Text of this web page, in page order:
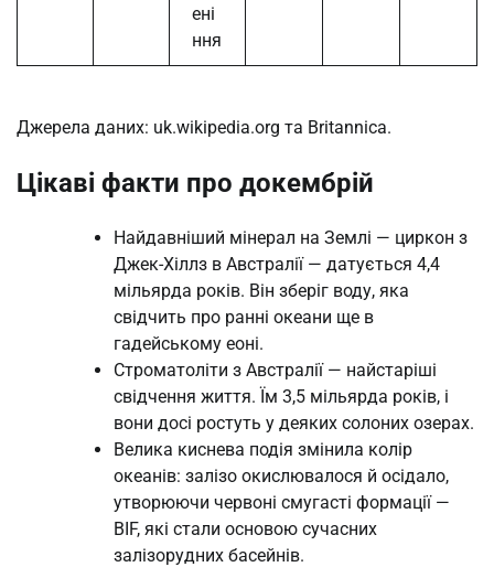
ені
ння
Джерела даних: uk.wikipedia.org та Britannica.
Цікаві факти про докембрій
Найдавніший мінерал на Землі — циркон з
Джек-Хіллз в Австралії — датується 4,4
мільярда років. Він зберіг воду, яка
свідчить про ранні океани ще в
гадейському еоні.
Строматоліти з Австралії — найстаріші
свідчення життя. Їм 3,5 мільярда років, і
вони досі ростуть у деяких солоних озерах.
Велика киснева подія змінила колір
океанів: залізо окислювалося й осідало,
утворюючи червоні смугасті формації —
BIF, які стали основою сучасних
залізорудних басейнів.